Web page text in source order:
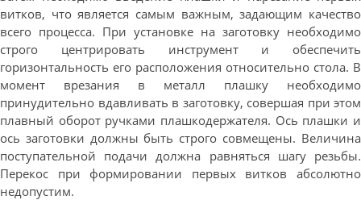
витков, что является самым важным, задающим качество
всего процесса. При установке на заготовку необходимо
строго центрировать инструмент и обеспечить
горизонтальность его расположения относительно стола. В
момент врезания в металл плашку необходимо
принудительно вдавливать в заготовку, совершая при этом
плавный оборот ручками плашкодержателя. Ось плашки и
ось заготовки должны быть строго совмещены. Величина
поступательной подачи должна равняться шагу резьбы.
Перекос при формировании первых витков абсолютно
недопустим.